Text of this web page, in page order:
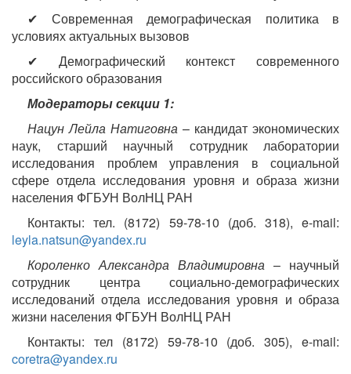
✔ Современная демографическая политика в
условиях актуальных вызовов
✔ Демографический контекст современного
российского образования
Модераторы секции 1:
Нацун Лейла Натиговна – кандидат экономических
наук, старший научный сотрудник лаборатории
исследования проблем управления в социальной
сфере отдела исследования уровня и образа жизни
населения ФГБУН ВолНЦ РАН
Контакты: тел. (8172) 59-78-10 (доб. 318), e-mail:
leyla.natsun@yandex.ru
Короленко Александра Владимировна – научный
сотрудник центра социально-демографических
исследований отдела исследования уровня и образа
жизни населения ФГБУН ВолНЦ РАН
Контакты: тел (8172) 59-78-10 (доб. 305), e-mail:
coretra@yandex.ru